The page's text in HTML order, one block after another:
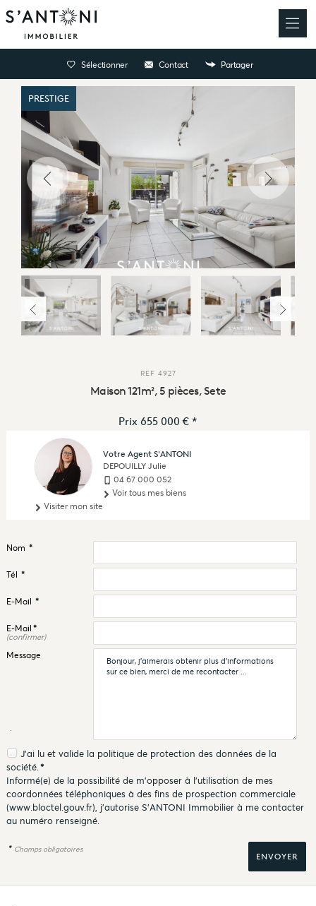
Sélectionner Contact Partager
PRESTIGE
REF 4927
Maison 121m², 5 pièces, Sete
Prix 655 000 € *
Votre Agent S'ANTONI
DEPOUILLY Julie
04 67 000 052
Voir tous mes biens
Visiter mon site
Nom *
Tél *
E-Mail *
E-Mail *
(confirmer)
Message
J'ai lu et valide la politique de protection des donnéesde la
société.*
Informé(e) de la possibilité de m'opposer à l'utilisation de mes
coordonnées téléphoniques à des fins de prospection commerciale
(www.bloctel.gouv.fr), j'autorise S'ANTONI Immobilier à me contacter
au numéro renseigné.
* Champs obligatoires